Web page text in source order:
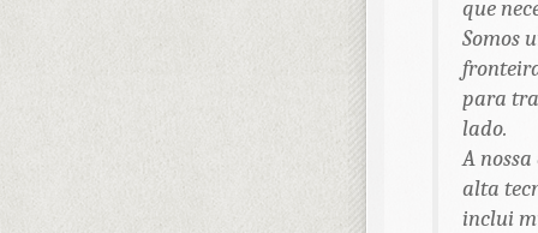
que
Somos
para
lado.
A
alta
inclui